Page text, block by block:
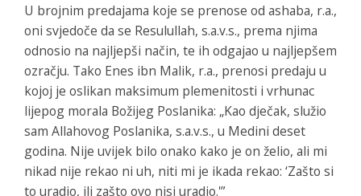
U brojnim predajama koje se prenose od ashaba, r.a.,
oni svjedoče da se Resulullah, s.a.v.s., prema njima
odnosio na najljepši način, te ih odgajao u najljepšem
ozračju. Tako Enes ibn Malik, r.a., prenosi predaju u
kojoj je oslikan maksimum plemenitosti i vrhunac
lijepog morala Božijeg Poslanika: „Kao dječak, služio
sam Allahovog Poslanika, s.a.v.s., u Medini deset
godina. Nije uvijek bilo onako kako je on želio, ali mi
nikad nije rekao ni uh, niti mi je ikada rekao: ‘Zašto si
to uradio, ili zašto ovo nisi uradio.'”